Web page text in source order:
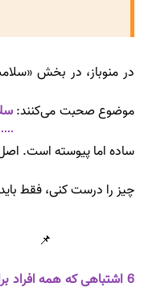
در منوباز، در بخش
موضوع صحبت می‌کنند:
چیز را درست کنی، فقط
6 اشتباهی که همه